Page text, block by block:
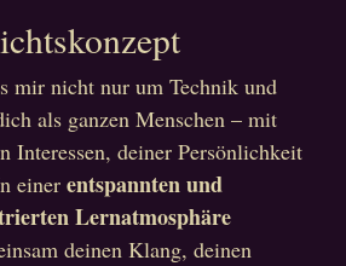
mir nicht nur um Technik und
als ganzen Menschen – mit
Interessen, deiner Persönlichkeit
einer entspannten und
Lernatmosphäre
deinen Klang, deinen